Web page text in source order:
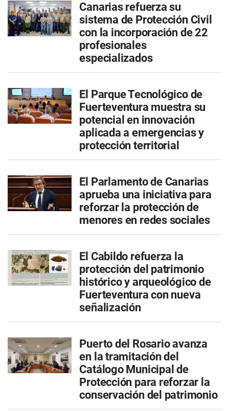
Canarias refuerza su
sistema de Protección Civil
con la incorporación de 22
profesionales
especializados
El Parque Tecnológico de
Fuerteventura muestra su
potencial en innovación
aplicada a emergencias y
protección territorial
El Parlamento de Canarias
aprueba una iniciativa para
reforzar la protección de
menores en redes sociales
El Cabildo refuerza la
protección del patrimonio
histórico y arqueológico de
Fuerteventura con nueva
señalización
Puerto del Rosario avanza
en la tramitación del
Catálogo Municipal de
Protección para reforzar la
conservación del patrimonio